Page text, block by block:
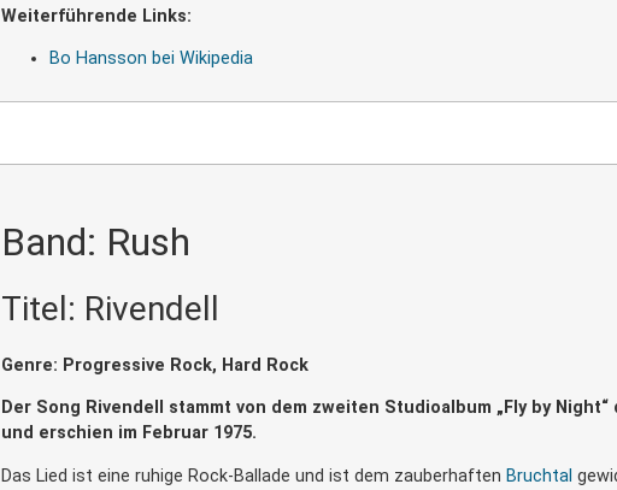
Weiterführende Links:
Bo Hansson bei Wikipedia
Band: Rush
Titel: Rivendell
Genre: Progressive Rock, Hard Rock
Der Song Rivendell stammt von dem zweiten Studioalbum „Fly by
und erschien im Februar 1975.
Das Lied ist eine ruhige Rock-Ballade und ist dem zauberhaften Bruchtal